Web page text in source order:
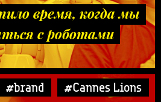
время, когда мы
с роботами
#brand
#Cannes Lions